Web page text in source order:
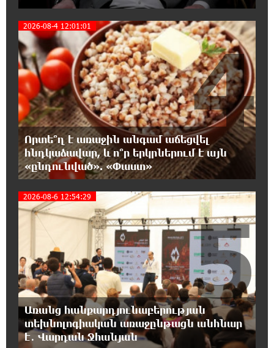
20:30:30 7-08-2026
Սարյան փողոցի բնակարաններից մեկում
պայթյունի հետևանքով 55-ամյա
տղամարդը այրվածքներով տեղափոխվել է
«Այրվածքաբանության ազգային կենտրոն»
20:11:48 7-08-2026
Սլովակիայի արևելքում արտակարգ
դրություն է հայտարարվել շոգի ալիքների
պատճառով
19:53:41 7-08-2026
Երթևեկության կազմակերպման
փոփոխություն տեղի կունենա
19:35:21 7-08-2026
Հայաստանի հավաքականի նախկին
մարզիչը կգլխավորի Ղազախստանի
հավաքականը
19:17:59 7-08-2026
ԱԱԾ-ն զեկույց է ներկայացրել
2026-08-4 12:01:01
Որտե՞ղ է առաջին անգամ աճեցվել
հնդկաձավար, և ո՞ր երկրներում է այն
«ընդունված». «Փաստ»
4
2026-08-6 12:54:29
Առանց հանքարդյունաբերության
տեխնոլոգիական առաջընթացն անհնար
է․ Վարդան Ջհանյան
5